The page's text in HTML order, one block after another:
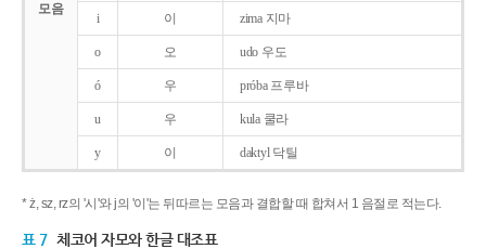
모음
i 이 zima 지마
o 오 udo 우도
ó 우 próba 프루바
u 우 kula 쿨라
y 이 daktyl 닥틸
* ż, sz, rz의 '시'와 j의 '이'는 뒤따르는 모음과 결합할 때 합쳐서 1 음절로 적는다.
표 7 체코어 자모와 한글 대조표